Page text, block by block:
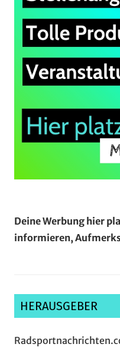
Deine Werbung hier
informieren,
HERAUSGEBER